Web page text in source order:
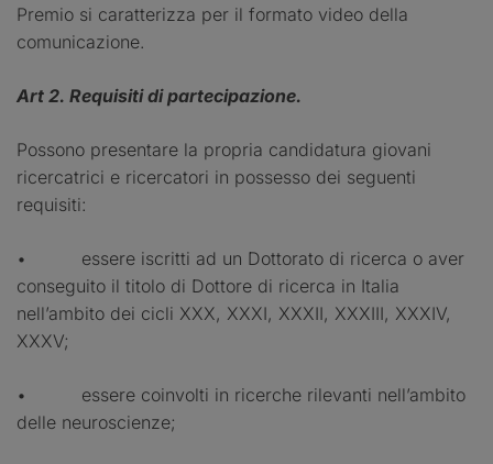
Premio si caratterizza per il formato video della
comunicazione.
Art 2. Requisiti di partecipazione.
Possono presentare la propria candidatura giovani
ricercatrici e ricercatori in possesso dei seguenti
requisiti:
• essere iscritti ad un Dottorato di ricerca o aver
conseguito il titolo di Dottore di ricerca in Italia
nell’ambito dei cicli XXX, XXXI, XXXII, XXXIII, XXXIV,
XXXV;
• essere coinvolti in ricerche rilevanti nell’ambito
delle neuroscienze;